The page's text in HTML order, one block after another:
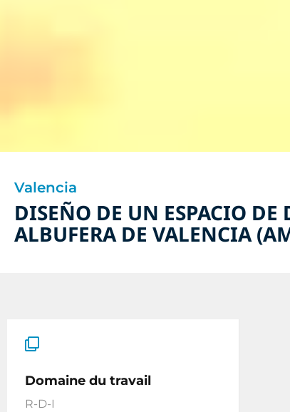
Valencia
DISEÑO DE UN ESPACIO
ALBUFERA DE VALENCIA
Domaine du travail
R-D-I